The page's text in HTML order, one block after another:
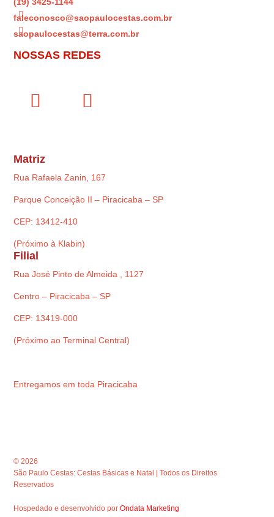
(19) 3425-1144

faleconosco@saopaulocestas.com.br

saopaulocestas@terra.com.br
NOSSAS REDES
Matriz
Rua Rafaela Zanin, 167
Parque Conceição II – Piracicaba – SP
CEP: 13412-410
(Próximo à Klabin)
Filial
Rua José Pinto de Almeida , 1127
Centro – Piracicaba – SP
CEP: 13419-000
(Próximo ao Terminal Central)
Entregamos em toda Piracicaba
© 2026
São Paulo Cestas: Cestas Básicas e Natal | Todos os Direitos
Reservados
Hospedado e desenvolvido porOndata Marketing